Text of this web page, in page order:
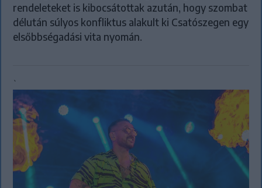
rendeleteket is kibocsátottak azután, hogy szombat
délután súlyos konfliktus alakult ki Csatószegen egy
elsőbbségadási vita nyomán.
`